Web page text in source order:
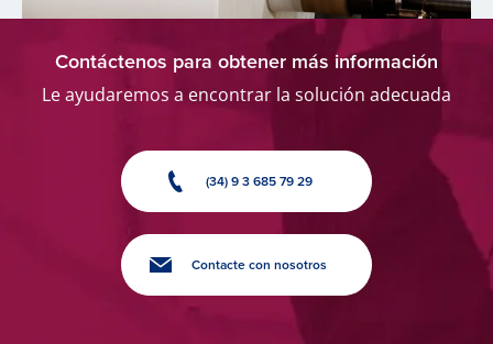
Contáctenos para obtener más información
Le ayudaremos a encontrar la solución adecuada
(34) 9 3 685 79 29
Contacte con nosotros